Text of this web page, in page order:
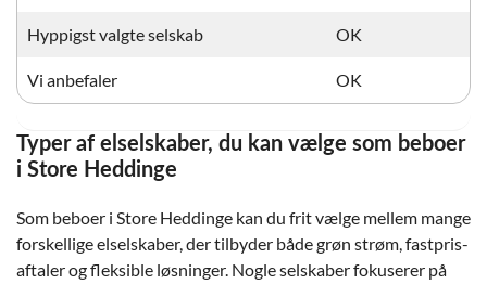
Hyppigst valgte selskab OK
Vi anbefaler OK
Typer af elselskaber, du kan vælge som beboer
i Store Heddinge
Som beboer i Store Heddinge kan du frit vælge mellem mange
forskellige elselskaber, der tilbyder både grøn strøm, fastpris-
aftaler og fleksible løsninger. Nogle selskaber fokuserer på